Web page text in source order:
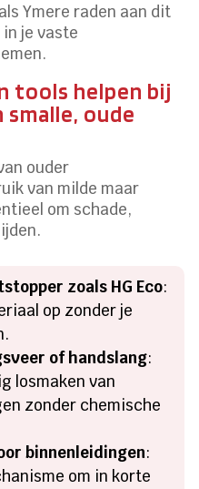
Ymere raden aan dit
je vaste
tools helpen bij
oude
ouder
van milde maar
om schade,
zoals HG Eco:
op zonder je
of handslang:
losmaken van
zonder chemische
binnenleidingen:
om in korte